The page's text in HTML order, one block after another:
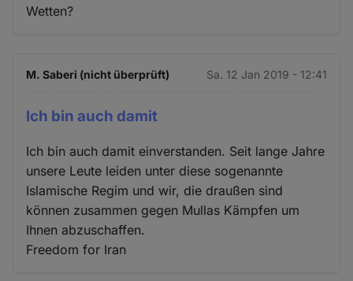
Wetten?
M. Saberi (nicht überprüft) Sa. 12 Jan 2019 - 12:41
Ich bin auch damit
Ich bin auch damit einverstanden. Seit lange Jahre
unsere Leute leiden unter diese sogenannte
Islamische Regim und wir, die draußen sind
können zusammen gegen Mullas Kämpfen um
Ihnen abzuschaffen.
Freedom for Iran